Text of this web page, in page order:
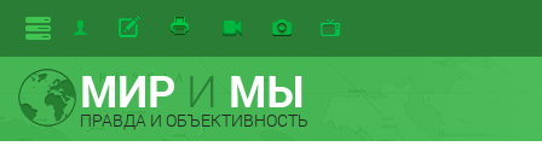
МИРИ МЫ
ПРАВДА И ОБЪЕКТИВНОСТЬ